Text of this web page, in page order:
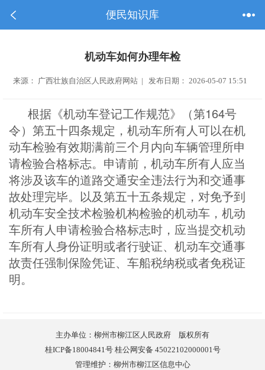
便民知识库
机动车如何办理年检
来源： 广西壮族自治区人民政府网站 | 发布日期： 2026-05-07 15:51
根据《机动车登记工作规范》（第164号
令）第五十四条规定，机动车所有人可以在机
动车检验有效期满前三个月内向车辆管理所申
请检验合格标志。申请前，机动车所有人应当
将涉及该车的道路交通安全违法行为和交通事
故处理完毕。以及第五十五条规定，对免予到
机动车安全技术检验机构检验的机动车，机动
车所有人申请检验合格标志时，应当提交机动
车所有人身份证明或者行驶证、机动车交通事
故责任强制保险凭证、车船税纳税或者免税证
明。
主办单位：柳州市柳江区人民政府 版权所有
桂ICP备18004841号 桂公网安备 45022102000001号
管理维护：柳州市柳江区信息中心